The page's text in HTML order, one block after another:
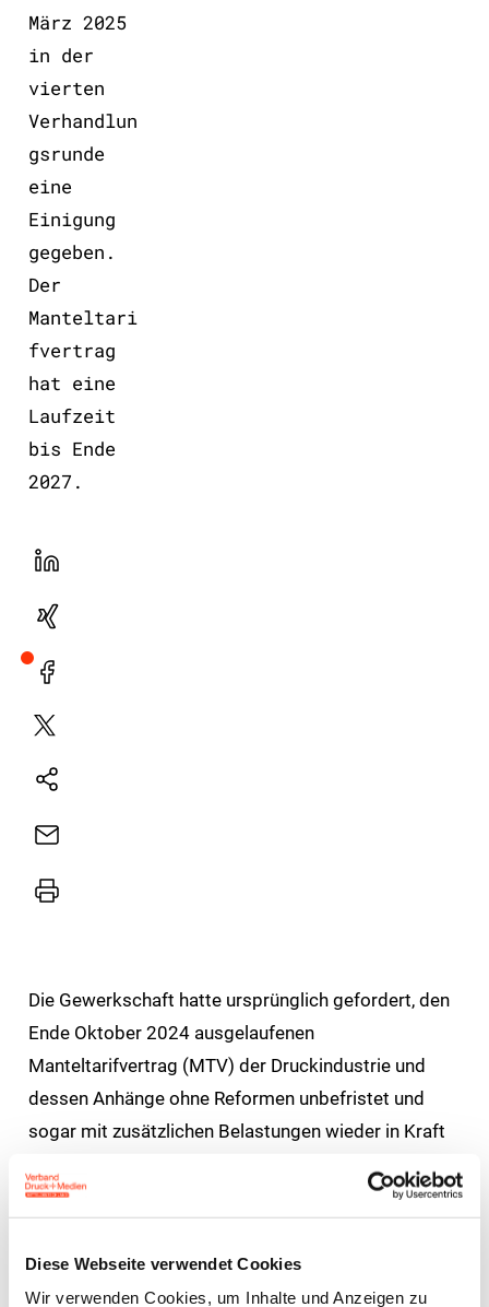
Diese Webseite verwendet Cookies
Wir verwenden Cookies, um Inhalte und Anzeigen zu
März 2025
in der
vierten
Verhandlun
gsrunde
eine
Einigung
gegeben.
Der
Manteltari
fvertrag
hat eine
Laufzeit
bis Ende
2027.
LinekdIn
Xing
Facebook
Plattform
Natives
E-
Drucker
Die Gewerkschaft hatte ursprünglich gefordert, den
Ende Oktober 2024 ausgelaufenen
Manteltarifvertrag (MTV) der Druckindustrie und
dessen Anhänge ohne Reformen unbefristet und
sogar mit zusätzlichen Belastungen wieder in Kraft
dem Hintergrund des seit Jahren bestehenden